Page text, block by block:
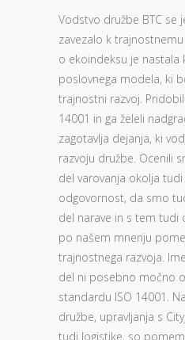
Vodstvo družbe BTC se
zavezalo k
o ekoindeksu je nastala
poslovnega modela, ki
trajnostni razvoj.
14001 in ga želeli
zagotavlja dejanja, ki
razvoju družbe. Ocenili
del varovanja okolja
odgovornost, da smo
del narave in s tem tudi
po našem mnenju
trajnostnega razvoja.
del ni posebno močno
standardu ISO 14001.
družbe, upravljanja s
tudi logistike, so